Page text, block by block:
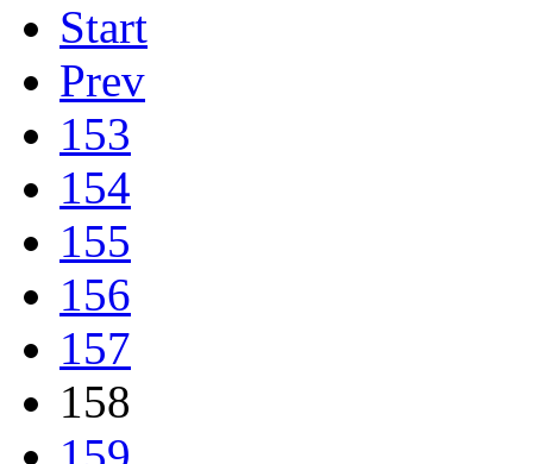
Start
Prev
153
154
155
156
157
158